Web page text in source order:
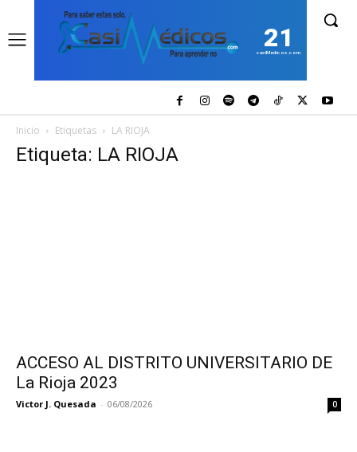
21
casiMedicos.com
Inicio Etiquetas LA RIOJA
Etiqueta: LA RIOJA
ACCESO AL DISTRITO UNIVERSITARIO DE
La Rioja 2023
Victor J. Quesada - 06/08/2026 0